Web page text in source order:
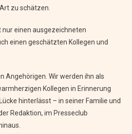
zu schätzen.
nur einen ausgezeichneten
einen geschätzten Kollegen und
Angehörigen. Wir werden ihn als
Kollegen in Erinnerung
hinterlässt – in seiner Familie und
Redaktion, im Presseclub